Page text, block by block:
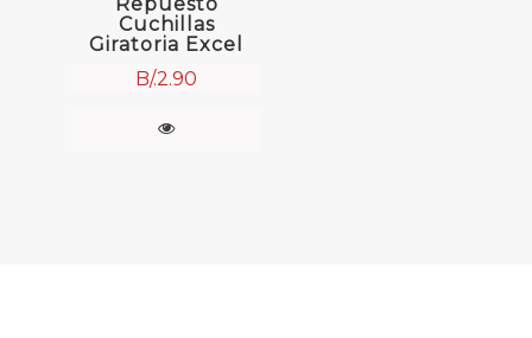
Cuchillas
Giratoria Excel
B/.2.90